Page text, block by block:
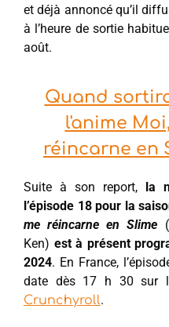
et déjà annoncé qu’il
à l’heure de sortie
août.
Quand
l'anime
réincarne en
Suite à son report,
la
l’épisode 18 pour la
me réincarne en Slime
Ken) est à présent
2024. En France,
date dès 17 h 30 sur
Crunchyroll.